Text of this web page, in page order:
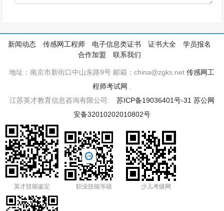
新闻动态 传感网工程师 电子信息类证书 证书大全
学员报名
合作加盟
联系我们
地址：南京市新街口中山东路9号 邮箱：china@zgks.net传感网工
程师考试网
江苏英才教育信息咨询有限公司. 苏ICP备19036401号-31 苏公网
安备32010202010802号
英才技能鉴定 职业技能等级 少儿考级网